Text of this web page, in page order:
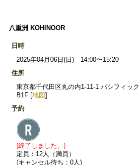
八重洲 KOHINOOR
日時
2025年04月06日(日) 14:00〜15:20
住所
東京都千代田区丸の内1-11-1 パシフィッ
B1F [地図]
予約
(終了しました。)
定員：12人（満員）
(キャンセル待ち：0人)